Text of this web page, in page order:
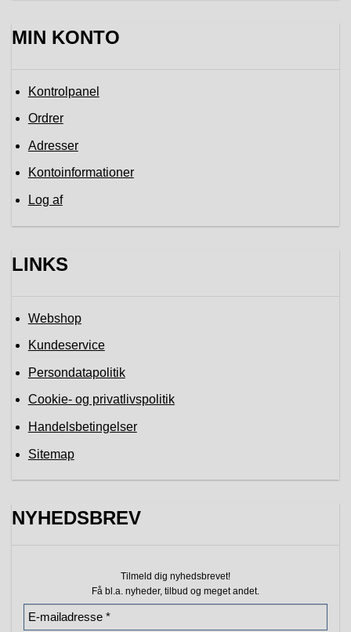
MIN KONTO
Kontrolpanel
Ordrer
Adresser
Kontoinformationer
Log af
LINKS
Webshop
Kundeservice
Persondatapolitik
Cookie- og privatlivspolitik
Handelsbetingelser
Sitemap
NYHEDSBREV
Tilmeld dig nyhedsbrevet!
Få bl.a. nyheder, tilbud og meget andet.